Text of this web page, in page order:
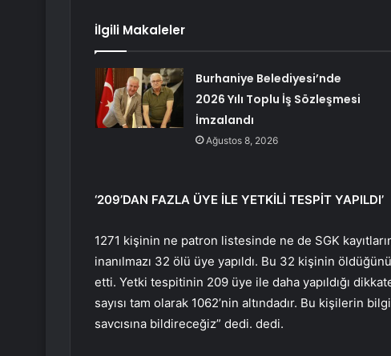
İlgili Makaleler
Burhaniye Belediyesi’nde
2026 Yılı Toplu İş Sözleşmesi
İmzalandı
Ağustos 8, 2026
‘209’DAN FAZLA ÜYE İLE YETKİLİ TESPİT YAPILDI’
1271 kişinin ne patron listesinde ne de SGK
inanılmazı 32 ölü üye yapıldı. Bu 32 kişinin
etti. Yetki tespitinin 209 üye ile daha yapıldığı
sayısı tam olarak 1062’nin altındadır. Bu kişilerin
savcısına bildireceğiz” dedi. dedi.